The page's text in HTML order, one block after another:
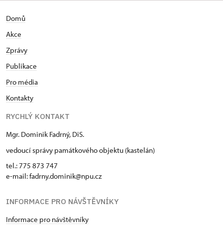
Domů
Akce
Zprávy
Publikace
Pro média
Kontakty
RYCHLÝ KONTAKT
Mgr. Dominik Fadrný, DiS.
vedoucí správy památkového objektu (kastelán)
tel.: 775 873 747
e-mail: fadrny.dominik@npu.cz
INFORMACE PRO NÁVŠTĚVNÍKY
Informace pro návštěvníky